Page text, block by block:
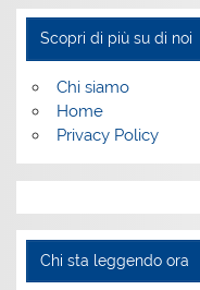
Scopri di più su di noi
Chi siamo
Home
Privacy Policy
Chi sta leggendo ora